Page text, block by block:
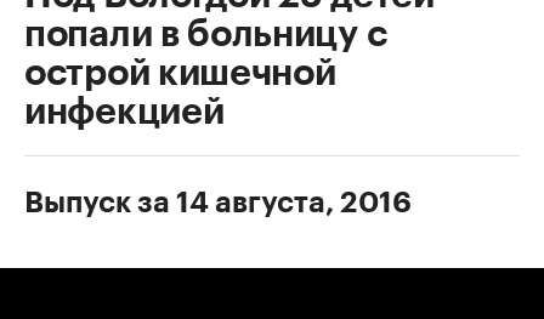
попали в больницу с
острой кишечной
инфекцией
Выпуск за 14 августа, 2016